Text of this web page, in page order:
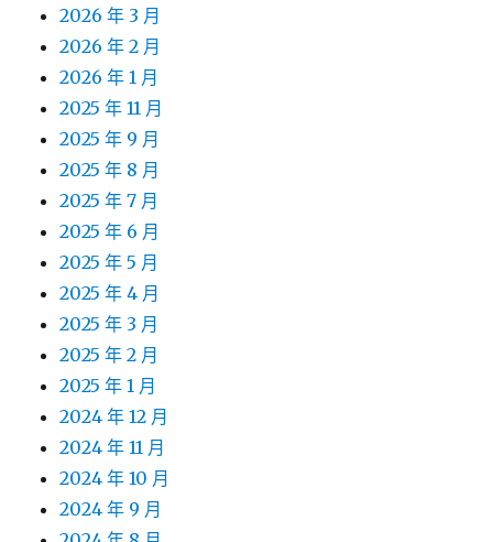
2026 年 3 月
2026 年 2 月
2026 年 1 月
2025 年 11 月
2025 年 9 月
2025 年 8 月
2025 年 7 月
2025 年 6 月
2025 年 5 月
2025 年 4 月
2025 年 3 月
2025 年 2 月
2025 年 1 月
2024 年 12 月
2024 年 11 月
2024 年 10 月
2024 年 9 月